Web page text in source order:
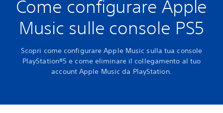
Come configurare Apple
Music sulle console PS5
Scopri come configurare Apple Music sulla tua console
PlayStation®5 e come eliminare il collegamento al tuo
account Apple Music da PlayStation.